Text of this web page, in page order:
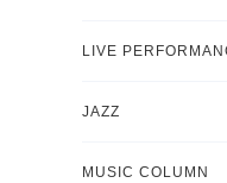
LIVE
JAZZ
MUSIC COLUMN